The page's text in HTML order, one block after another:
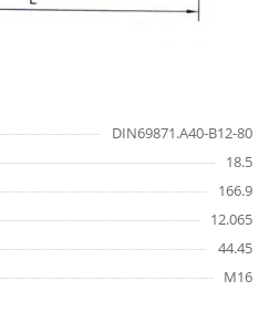
DIN69871.А40-B12-80
18.5
166.9
12.065
44.45
M16